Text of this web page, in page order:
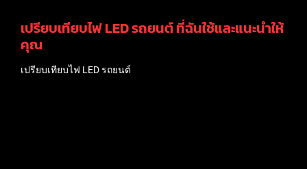
เปรียบเทียบไฟ LED รถยนต์ ที่ฉันใช้และแนะนำให้
คุณ
เปรียบเทียบไฟ LED รถยนต์